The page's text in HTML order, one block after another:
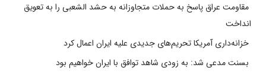
مقاومت عراق پاسخ به حملات متجاوزانه به حشد الشعبی را به تعویق
انداخت
خزانه‌داری آمریکا تحریم‌های جدیدی علیه ایران اعمال کرد
بسنت مدعی شد: به زودی شاهد توافق با ایران خواهیم بود